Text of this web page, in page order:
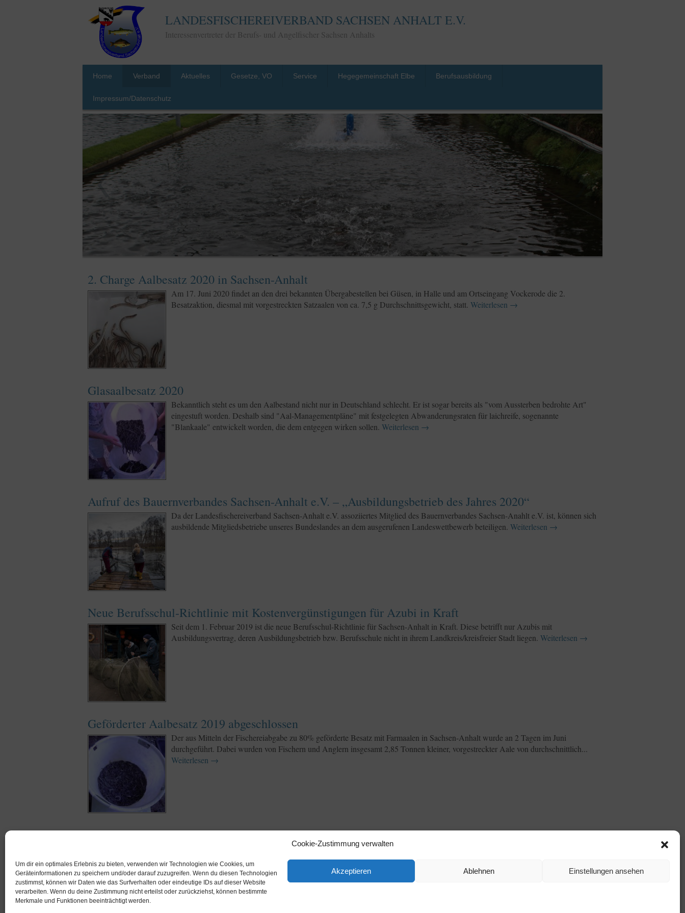
Cookie-Zustimmung verwalten
Um dir ein optimales Erlebnis zu bieten, verwenden wir Technologien wie Cookies, um
Geräteinformationen zu speichern und/oder darauf zuzugreifen. Wenn du diesen Technologien
zustimmst, können wir Daten wie das Surfverhalten oder eindeutige IDs auf dieser Website
verarbeiten. Wenn du deine Zustimmung nicht erteilst oder zurückziehst, können bestimmte
Merkmale und Funktionen beeinträchtigt werden.
Akzeptieren Ablehnen Einstellungen ansehen
LANDESFISCHEREIVERBAND SACHSEN ANHALT E.V.
Interessenvertreter der Berufs- und Angelfischer Sachsen Anhalts
Home Verband Aktuelles Gesetze, VO Service Hegegemeinschaft Elbe Berufsausbildung
Impressum/Datenschutz
2. Charge Aalbesatz 2020 in Sachsen-Anhalt
Am 17. Juni 2020 findet an den drei bekannten Übergabestellen bei Güsen, in Halle und am Ortseingang Vockerode die 2.
Besatzaktion, diesmal mit vorgestreckten Satzaalen von ca. 7,5 g Durchschnittsgewicht, statt. Weiterlesen →
Glasaalbesatz 2020
Bekanntlich steht es um den Aalbestand nicht nur in Deutschland schlecht. Er ist sogar bereits als "vom Aussterben bedrohte Art"
eingestuft worden. Deshalb sind "Aal-Managementpläne" mit festgelegten Abwanderungsraten für laichreife, sogenannte
"Blankaale" entwickelt worden, die dem entgegen wirken sollen. Weiterlesen →
Aufruf des Bauernverbandes Sachsen-Anhalt e.V. – „Ausbildungsbetrieb des Jahres 2020“
Da der Landesfischereiverband Sachsen-Anhalt e.V. assoziiertes Mitglied des Bauernverbandes Sachsen-Anahlt e.V. ist, können sich
ausbildende Mitgliedsbetriebe unseres Bundeslandes an dem ausgerufenen Landeswettbewerb beteiligen. Weiterlesen →
Neue Berufsschul-Richtlinie mit Kostenvergünstigungen für Azubi in Kraft
Seit dem 1. Februar 2019 ist die neue Berufsschul-Richtlinie für Sachsen-Anhalt in Kraft. Diese betrifft nur Azubis mit
Ausbildungsvertrag, deren Ausbildungsbetrieb bzw. Berufsschule nicht in ihrem Landkreis/kreisfreier Stadt liegen. Weiterlesen →
Geförderter Aalbesatz 2019 abgeschlossen
Der aus Mitteln der Fischereiabgabe zu 80% geförderte Besatz mit Farmaalen in Sachsen-Anhalt wurde an 2 Tagen im Juni
durchgeführt. Dabei wurden von Fischern und Anglern insgesamt 2,85 Tonnen kleiner, vorgestreckter Aale von durchschnittlich...
Weiterlesen →
Besatztermine für Aalbesatz 2019
AALBESATZ 2019 in Sachsen-Anhalt
Der aus der Fischerei-Abgabe des Landes Sachsen-Anhalt geförderte Aalbesatz findet in diesem Jahr an zwei Tagen statt:
Weiterlesen→